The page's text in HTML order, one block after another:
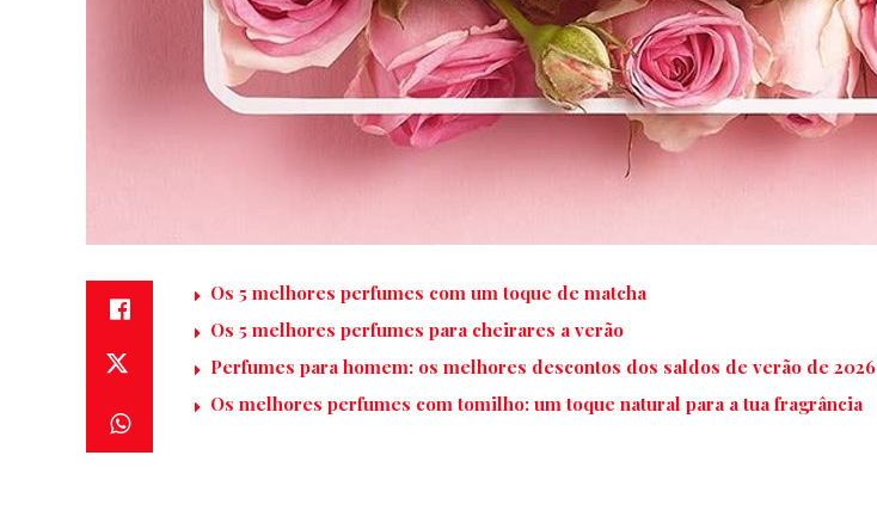
Os 5 melhores perfumes com um toque de matcha
Os 5 melhores perfumes para cheirares a verão
Perfumes para homem: os melhores descontos dos saldos de verão de 2026
Os melhores perfumes com tomilho: um toque natural para a tua fragrância